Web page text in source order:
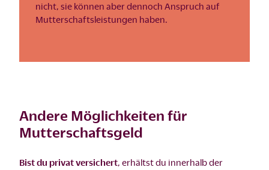
nicht, sie können aber dennoch Anspruch auf
Mutterschaftsleistungen haben.
Andere Möglichkeiten für
Mutterschaftsgeld
Bist du privat versichert , erhältst du innerhalb der